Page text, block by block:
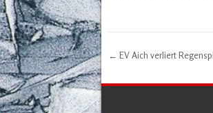
Post
← EV Aich verliert